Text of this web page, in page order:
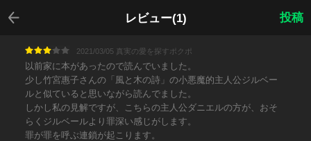
レビュー(1)
戻る
投稿
2021/03/05 真実の愛を探すポクポ
以前家に本があったので読んでいました。
少し竹宮惠子さんの「風と木の詩」の小悪魔的主人公ジルベー
ルと似ていると思いながら読んでました。
しかし私の見解ですが、こちらの主人公ダニエルの方が、おそ
らくジルベールより罪深い感じがします。
罪が罪を呼ぶ連鎖が起こります。